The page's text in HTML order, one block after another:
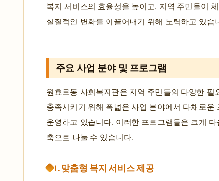
복지 서비스의 효율성을 높이고, 지역 주민들이
실질적인 변화를 이끌어내기 위해 노력하고 있습
주요 사업 분야 및 프로그램
원효로동 사회복지관은 지역 주민들의 다양한 필
충족시키기 위해 폭넓은 사업 분야에서 다채로운
운영하고 있습니다. 이러한 프로그램들은 크게
축으로 나눌 수 있습니다.
1. 맞춤형 복지 서비스 제공